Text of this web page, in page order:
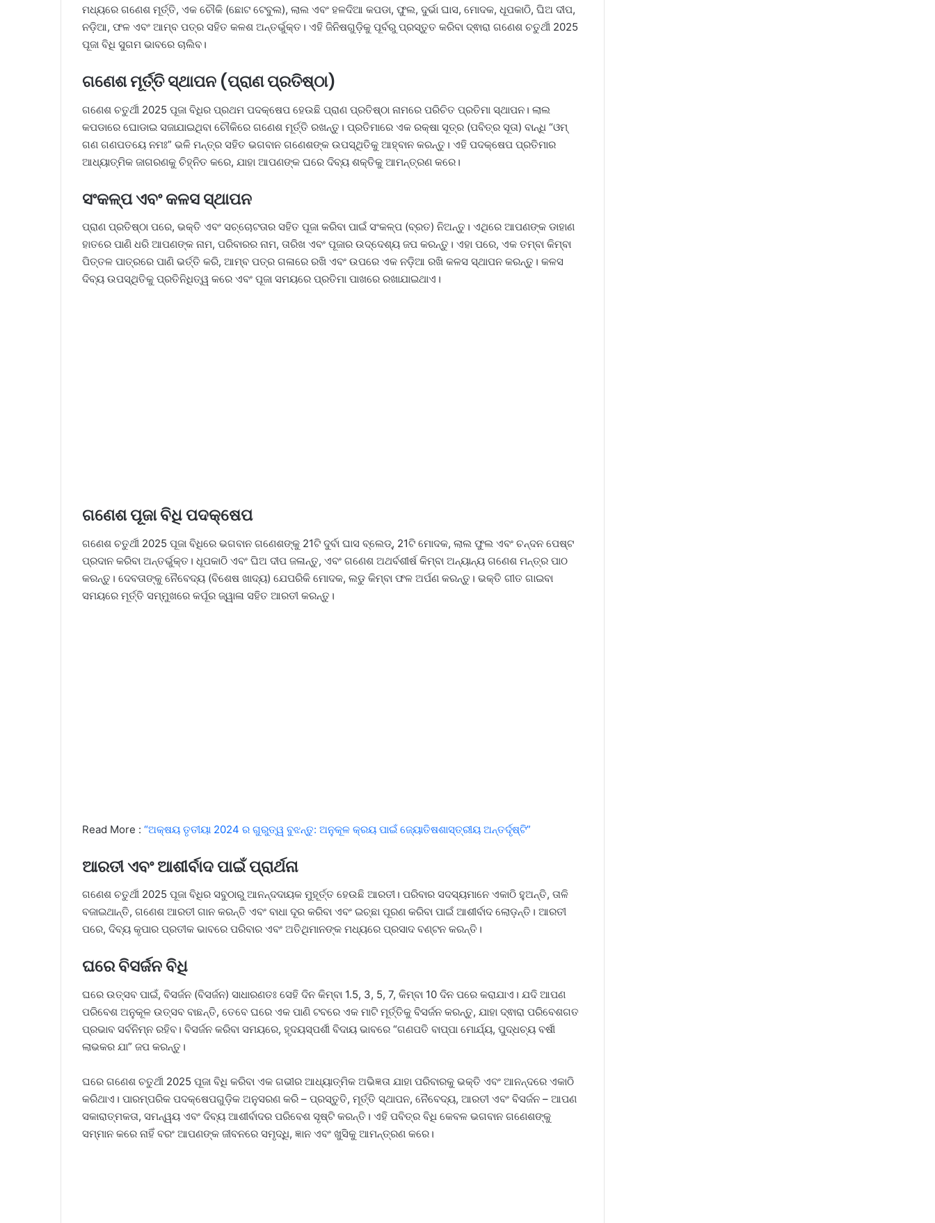
ମଧ୍ୟରେ ଗଣେଶ ମୂର୍ତ୍ତି, ଏକ ଚୌକି (ଛୋଟ ଟେବୁଲ), ଲାଲ ଏବଂ ହଳଦିଆ କପଡା, ଫୁଲ, ଦୁର୍ଭା ଘାସ, ମୋଦକ, ଧୂପକାଠି, ଘିଅ ଦୀପ,
ନଡ଼ିଆ, ଫଳ ଏବଂ ଆମ୍ବ ପତ୍ର ସହିତ କଳଶ ଅନ୍ତର୍ଭୁକ୍ତ। ଏହି ଜିନିଷଗୁଡ଼ିକୁ ପୂର୍ବରୁ ପ୍ରସ୍ତୁତ କରିବା ଦ୍ଵାରା ଗଣେଶ ଚତୁର୍ଥୀ 2025
ପୂଜା ବିଧି ସୁଗମ ଭାବରେ ଚାଲିବ।
ଗଣେଶ ମୂର୍ତ୍ତି ସ୍ଥାପନ (ପ୍ରାଣ ପ୍ରତିଷ୍ଠା)
ଗଣେଶ ଚତୁର୍ଥୀ 2025 ପୂଜା ବିଧିର ପ୍ରଥମ ପଦକ୍ଷେପ ହେଉଛି ପ୍ରାଣ ପ୍ରତିଷ୍ଠା ନାମରେ ପରିଚିତ ପ୍ରତିମା ସ୍ଥାପନ। ଲାଲ
କପଡାରେ ଘୋଡାଇ ସଜାଯାଇଥିବା ଚୌକିରେ ଗଣେଶ ମୂର୍ତ୍ତି ରଖନ୍ତୁ। ପ୍ରତିମାରେ ଏକ ରକ୍ଷା ସୂତ୍ର (ପବିତ୍ର ସୂତା) ବାନ୍ଧି “ଓମ୍
ଗଣ ଗଣପତୟେ ନମଃ” ଭଳି ମନ୍ତ୍ର ସହିତ ଭଗବାନ ଗଣେଶଙ୍କ ଉପସ୍ଥିତିକୁ ଆହ୍ବାନ କରନ୍ତୁ। ଏହି ପଦକ୍ଷେପ ପ୍ରତିମାର
ଆଧ୍ୟାତ୍ମିକ ଜାଗରଣକୁ ଚିହ୍ନିତ କରେ, ଯାହା ଆପଣଙ୍କ ଘରେ ଦିବ୍ୟ ଶକ୍ତିକୁ ଆମନ୍ତ୍ରଣ କରେ।
ସଂକଳ୍ପ ଏବଂ କଳସ ସ୍ଥାପନ
ପ୍ରାଣ ପ୍ରତିଷ୍ଠା ପରେ, ଭକ୍ତି ଏବଂ ସଚ୍ଚୋଟତାର ସହିତ ପୂଜା କରିବା ପାଇଁ ସଂକଳ୍ପ (ବ୍ରତ) ନିଅନ୍ତୁ। ଏଥିରେ ଆପଣଙ୍କ ଡାହାଣ
ହାତରେ ପାଣି ଧରି ଆପଣଙ୍କ ନାମ, ପରିବାରର ନାମ, ତାରିଖ ଏବଂ ପୂଜାର ଉଦ୍ଦେଶ୍ୟ ଜପ କରନ୍ତୁ। ଏହା ପରେ, ଏକ ତମ୍ବା କିମ୍ବା
ପିତ୍ତଳ ପାତ୍ରରେ ପାଣି ଭର୍ତ୍ତି କରି, ଆମ୍ବ ପତ୍ର ଗଳାରେ ରଖି ଏବଂ ଉପରେ ଏକ ନଡ଼ିଆ ରଖି କଳସ ସ୍ଥାପନ କରନ୍ତୁ। କଳସ
ଦିବ୍ୟ ଉପସ୍ଥିତିକୁ ପ୍ରତିନିଧିତ୍ୱ କରେ ଏବଂ ପୂଜା ସମୟରେ ପ୍ରତିମା ପାଖରେ ରଖାଯାଇଥାଏ।
ଗଣେଶ ପୂଜା ବିଧି ପଦକ୍ଷେପ
ଗଣେଶ ଚତୁର୍ଥୀ 2025 ପୂଜା ବିଧିରେ ଭଗବାନ ଗଣେଶଙ୍କୁ 21ଟି ଦୁର୍ବା ଘାସ ବ୍ଲେଡ୍, 21ଟି ମୋଦକ, ଲାଲ ଫୁଲ ଏବଂ ଚନ୍ଦନ ପେଷ୍ଟ
ପ୍ରଦାନ କରିବା ଅନ୍ତର୍ଭୁକ୍ତ। ଧୂପକାଠି ଏବଂ ଘିଅ ଦୀପ ଜଳାନ୍ତୁ, ଏବଂ ଗଣେଶ ଅଥର୍ବଶୀର୍ଷ କିମ୍ବା ଅନ୍ୟାନ୍ୟ ଗଣେଶ ମନ୍ତ୍ର ପାଠ
କରନ୍ତୁ। ଦେବତାଙ୍କୁ ନୈବେଦ୍ୟ (ବିଶେଷ ଖାଦ୍ୟ) ଯେପରିକି ମୋଦକ, ଲଡୁ କିମ୍ବା ଫଳ ଅର୍ପଣ କରନ୍ତୁ। ଭକ୍ତି ଗୀତ ଗାଇବା
ସମୟରେ ମୂର୍ତ୍ତି ସମ୍ମୁଖରେ କର୍ପୂର ଜ୍ୱାଳା ସହିତ ଆରତୀ କରନ୍ତୁ।
Read More : “ଅକ୍ଷୟ ତୃତୀୟା 2024 ର ଗୁରୁତ୍ୱ ବୁଝନ୍ତୁ: ଅନୁକୂଳ କ୍ରୟ ପାଇଁ ଜ୍ୟୋତିଷଶାସ୍ତ୍ରୀୟ ଅନ୍ତର୍ଦୃଷ୍ଟି”
ଆରତୀ ଏବଂ ଆଶୀର୍ବାଦ ପାଇଁ ପ୍ରାର୍ଥନା
ଗଣେଶ ଚତୁର୍ଥୀ 2025 ପୂଜା ବିଧିର ସବୁଠାରୁ ଆନନ୍ଦଦାୟକ ମୁହୂର୍ତ୍ତ ହେଉଛି ଆରତୀ। ପରିବାର ସଦସ୍ୟମାନେ ଏକାଠି ହୁଅନ୍ତି, ତାଳି
ବଜାଇଥାନ୍ତି, ଗଣେଶ ଆରତୀ ଗାନ କରନ୍ତି ଏବଂ ବାଧା ଦୂର କରିବା ଏବଂ ଇଚ୍ଛା ପୂରଣ କରିବା ପାଇଁ ଆଶୀର୍ବାଦ ଲୋଡ଼ନ୍ତି। ଆରତୀ
ପରେ, ଦିବ୍ୟ କୃପାର ପ୍ରତୀକ ଭାବରେ ପରିବାର ଏବଂ ଅତିଥିମାନଙ୍କ ମଧ୍ୟରେ ପ୍ରସାଦ ବଣ୍ଟନ କରନ୍ତି।
ଘରେ ବିସର୍ଜନ ବିଧି
ଘରେ ଉତ୍ସବ ପାଇଁ, ବିସର୍ଜନ (ବିସର୍ଜନ) ସାଧାରଣତଃ ସେହି ଦିନ କିମ୍ବା 1.5, 3, 5, 7, କିମ୍ବା 10 ଦିନ ପରେ କରାଯାଏ। ଯଦି ଆପଣ
ପରିବେଶ ଅନୁକୂଳ ଉତ୍ସବ ବାଛନ୍ତି, ତେବେ ଘରେ ଏକ ପାଣି ଟବରେ ଏକ ମାଟି ମୂର୍ତ୍ତିକୁ ବିସର୍ଜନ କରନ୍ତୁ, ଯାହା ଦ୍ଵାରା ପରିବେଶଗତ
ପ୍ରଭାବ ସର୍ବନିମ୍ନ ରହିବ। ବିସର୍ଜନ କରିବା ସମୟରେ, ହୃଦୟସ୍ପର୍ଶୀ ବିଦାୟ ଭାବରେ “ଗଣପତି ବାପ୍ପା ମୋର୍ଯ୍ୟ, ପୁଦ୍ଧଚ୍ୟ ବର୍ଷୀ
ଲାଭକର ଯା” ଜପ କରନ୍ତୁ।
ଘରେ ଗଣେଶ ଚତୁର୍ଥୀ 2025 ପୂଜା ବିଧି କରିବା ଏକ ଗଭୀର ଆଧ୍ୟାତ୍ମିକ ଅଭିଜ୍ଞତା ଯାହା ପରିବାରକୁ ଭକ୍ତି ଏବଂ ଆନନ୍ଦରେ ଏକାଠି
କରିଥାଏ। ପାରମ୍ପରିକ ପଦକ୍ଷେପଗୁଡ଼ିକ ଅନୁସରଣ କରି – ପ୍ରସ୍ତୁତି, ମୂର୍ତ୍ତି ସ୍ଥାପନ, ​​ନୈବେଦ୍ୟ, ଆରତୀ ଏବଂ ବିସର୍ଜନ – ଆପଣ
ସକାରାତ୍ମକତା, ସମନ୍ୱୟ ଏବଂ ଦିବ୍ୟ ଆଶୀର୍ବାଦର ପରିବେଶ ସୃଷ୍ଟି କରନ୍ତି। ଏହି ପବିତ୍ର ବିଧି କେବଳ ଭଗବାନ ଗଣେଶଙ୍କୁ
ସମ୍ମାନ କରେ ନାହିଁ ବରଂ ଆପଣଙ୍କ ଜୀବନରେ ସମୃଦ୍ଧି, ଜ୍ଞାନ ଏବଂ ଖୁସିକୁ ଆମନ୍ତ୍ରଣ କରେ।